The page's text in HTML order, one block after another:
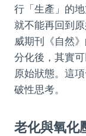
行「生產」的
就不能再回到
威期刊《自然
分化後，其實
原始狀態。這
破性思考。
老化與氧化